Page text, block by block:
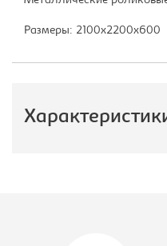
Размеры: 2100х2200х600